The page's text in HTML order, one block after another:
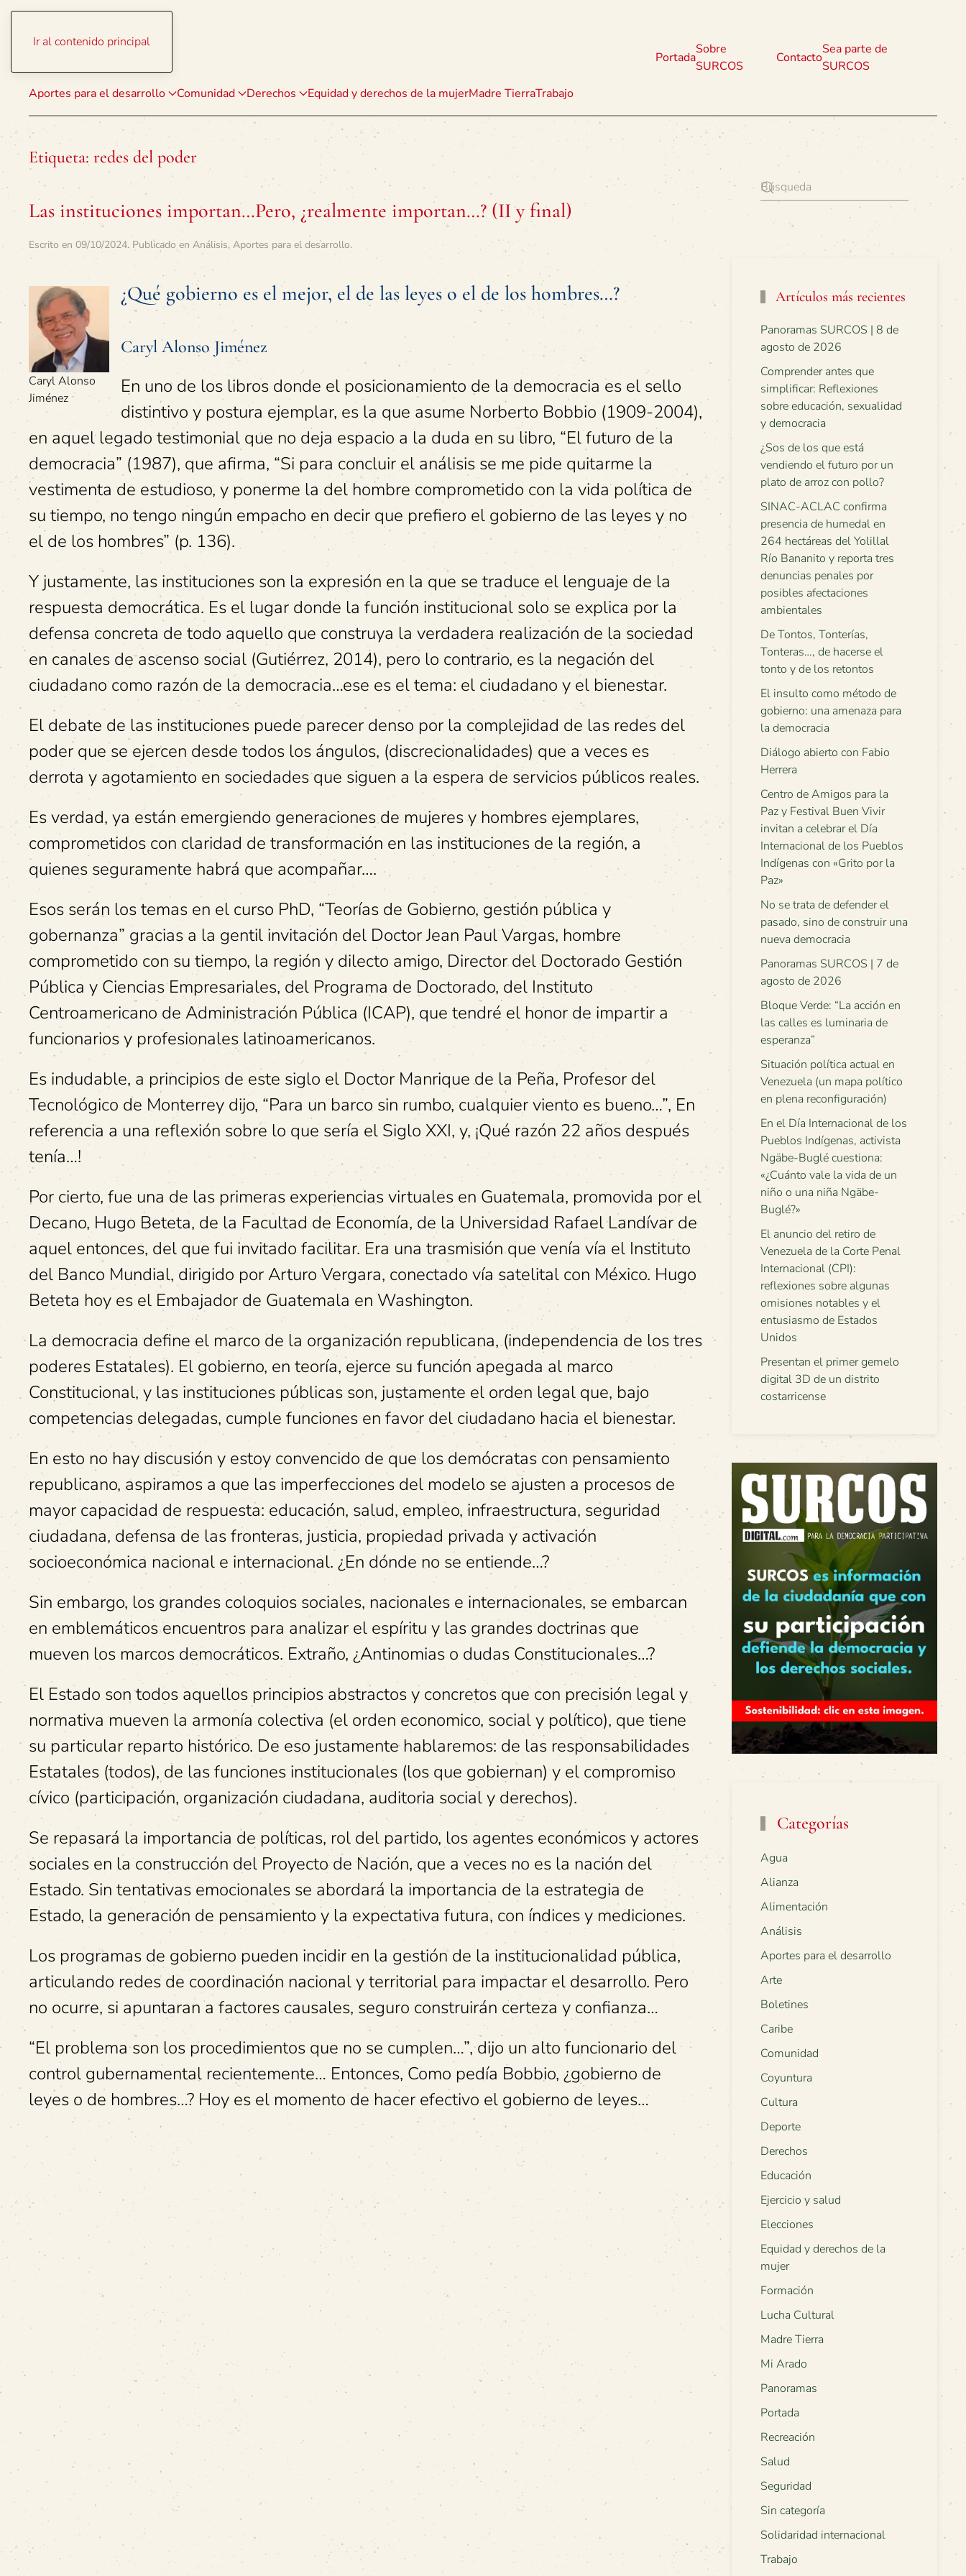
Ir al contenido principal
Aportes para el desarrollo Comunidad Derechos Equidad y derechos de la mujerMadre TierraTrabajo
Portada
Sobre
SURCOS
Contacto
Sea parte de
SURCOS
Etiqueta: redes del poder
Las instituciones importan…Pero, ¿realmente importan…? (II y final)
Escrito en 09/10/2024. Publicado en Análisis, Aportes para el desarrollo.
Caryl Alonso
Jiménez
¿Qué gobierno es el mejor, el de las leyes o el de los hombres…?
Caryl Alonso Jiménez
En uno de los libros donde el posicionamiento de la democracia es el sello
distintivo y postura ejemplar, es la que asume Norberto Bobbio (1909-2004),
en aquel legado testimonial que no deja espacio a la duda en su libro, “El futuro de la
democracia” (1987), que afirma, “Si para concluir el análisis se me pide quitarme la
vestimenta de estudioso, y ponerme la del hombre comprometido con la vida política de
su tiempo, no tengo ningún empacho en decir que prefiero el gobierno de las leyes y no
el de los hombres” (p. 136).
Y justamente, las instituciones son la expresión en la que se traduce el lenguaje de la
respuesta democrática. Es el lugar donde la función institucional solo se explica por la
defensa concreta de todo aquello que construya la verdadera realización de la sociedad
en canales de ascenso social (Gutiérrez, 2014), pero lo contrario, es la negación del
ciudadano como razón de la democracia…ese es el tema: el ciudadano y el bienestar.
El debate de las instituciones puede parecer denso por la complejidad de las redes del
poder que se ejercen desde todos los ángulos, (discrecionalidades) que a veces es
derrota y agotamiento en sociedades que siguen a la espera de servicios públicos reales.
Es verdad, ya están emergiendo generaciones de mujeres y hombres ejemplares,
comprometidos con claridad de transformación en las instituciones de la región, a
quienes seguramente habrá que acompañar….
Esos serán los temas en el curso PhD, “Teorías de Gobierno, gestión pública y
gobernanza” gracias a la gentil invitación del Doctor Jean Paul Vargas, hombre
comprometido con su tiempo, la región y dilecto amigo, Director del Doctorado Gestión
Pública y Ciencias Empresariales, del Programa de Doctorado, del Instituto
Centroamericano de Administración Pública (ICAP), que tendré el honor de impartir a
funcionarios y profesionales latinoamericanos.
Es indudable, a principios de este siglo el Doctor Manrique de la Peña, Profesor del
Tecnológico de Monterrey dijo, “Para un barco sin rumbo, cualquier viento es bueno…”, En
referencia a una reflexión sobre lo que sería el Siglo XXI, y, ¡Qué razón 22 años después
tenía…!
Por cierto, fue una de las primeras experiencias virtuales en Guatemala, promovida por el
Decano, Hugo Beteta, de la Facultad de Economía, de la Universidad Rafael Landívar de
aquel entonces, del que fui invitado facilitar. Era una trasmisión que venía vía el Instituto
del Banco Mundial, dirigido por Arturo Vergara, conectado vía satelital con México. Hugo
Beteta hoy es el Embajador de Guatemala en Washington.
La democracia define el marco de la organización republicana, (independencia de los tres
poderes Estatales). El gobierno, en teoría, ejerce su función apegada al marco
Constitucional, y las instituciones públicas son, justamente el orden legal que, bajo
competencias delegadas, cumple funciones en favor del ciudadano hacia el bienestar.
En esto no hay discusión y estoy convencido de que los demócratas con pensamiento
republicano, aspiramos a que las imperfecciones del modelo se ajusten a procesos de
mayor capacidad de respuesta: educación, salud, empleo, infraestructura, seguridad
ciudadana, defensa de las fronteras, justicia, propiedad privada y activación
socioeconómica nacional e internacional. ¿En dónde no se entiende…?
Sin embargo, los grandes coloquios sociales, nacionales e internacionales, se embarcan
en emblemáticos encuentros para analizar el espíritu y las grandes doctrinas que
mueven los marcos democráticos. Extraño, ¿Antinomias o dudas Constitucionales…?
El Estado son todos aquellos principios abstractos y concretos que con precisión legal y
normativa mueven la armonía colectiva (el orden economico, social y político), que tiene
su particular reparto histórico. De eso justamente hablaremos: de las responsabilidades
Estatales (todos), de las funciones institucionales (los que gobiernan) y el compromiso
cívico (participación, organización ciudadana, auditoria social y derechos).
Se repasará la importancia de políticas, rol del partido, los agentes económicos y actores
sociales en la construcción del Proyecto de Nación, que a veces no es la nación del
Estado. Sin tentativas emocionales se abordará la importancia de la estrategia de
Estado, la generación de pensamiento y la expectativa futura, con índices y mediciones.
Los programas de gobierno pueden incidir en la gestión de la institucionalidad pública,
articulando redes de coordinación nacional y territorial para impactar el desarrollo. Pero
no ocurre, si apuntaran a factores causales, seguro construirán certeza y confianza…
“El problema son los procedimientos que no se cumplen…”, dijo un alto funcionario del
control gubernamental recientemente… Entonces, Como pedía Bobbio, ¿gobierno de
leyes o de hombres…? Hoy es el momento de hacer efectivo el gobierno de leyes…
Artículos más recientes
Panoramas SURCOS | 8 de
agosto de 2026
Comprender antes que
simplificar: Reflexiones
sobre educación, sexualidad
y democracia
¿Sos de los que está
vendiendo el futuro por un
plato de arroz con pollo?
SINAC-ACLAC confirma
presencia de humedal en
264 hectáreas del Yolillal
Río Bananito y reporta tres
denuncias penales por
posibles afectaciones
ambientales
De Tontos, Tonterías,
Tonteras…, de hacerse el
tonto y de los retontos
El insulto como método de
gobierno: una amenaza para
la democracia
Diálogo abierto con Fabio
Herrera
Centro de Amigos para la
Paz y Festival Buen Vivir
invitan a celebrar el Día
Internacional de los Pueblos
Indígenas con «Grito por la
Paz»
No se trata de defender el
pasado, sino de construir una
nueva democracia
Panoramas SURCOS | 7 de
agosto de 2026
Bloque Verde: “La acción en
las calles es luminaria de
esperanza”
Situación política actual en
Venezuela (un mapa político
en plena reconfiguración)
En el Día Internacional de los
Pueblos Indígenas, activista
Ngäbe-Buglé cuestiona:
«¿Cuánto vale la vida de un
niño o una niña Ngäbe-
Buglé?»
El anuncio del retiro de
Venezuela de la Corte Penal
Internacional (CPI):
reflexiones sobre algunas
omisiones notables y el
entusiasmo de Estados
Unidos
Presentan el primer gemelo
digital 3D de un distrito
costarricense
Categorías
Agua
Alianza
Alimentación
Análisis
Aportes para el desarrollo
Arte
Boletines
Caribe
Comunidad
Coyuntura
Cultura
Deporte
Derechos
Educación
Ejercicio y salud
Elecciones
Equidad y derechos de la
mujer
Formación
Lucha Cultural
Madre Tierra
Mi Arado
Panoramas
Portada
Recreación
Salud
Seguridad
Sin categoría
Solidaridad internacional
Trabajo